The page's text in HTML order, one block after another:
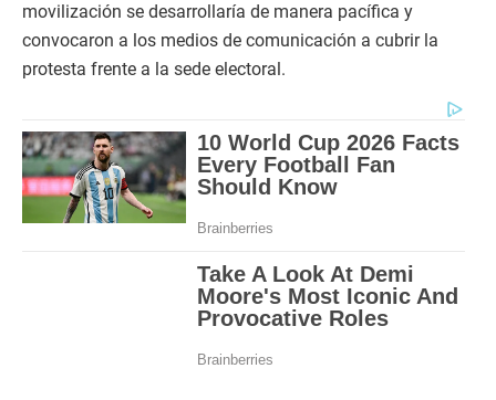
movilización se desarrollaría de manera pacífica y
convocaron a los medios de comunicación a cubrir la
protesta frente a la sede electoral.